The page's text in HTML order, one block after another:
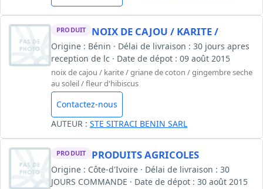
PRODUIT NOIX DE CAJOU / KARITE /
Origine : Bénin · Délai de livraison : 30 jours apres
reception de lc · Date de dépot : 09 août 2015
noix de cajou / karite / griane de coton / gingembre seche
au soleil / fleur d'hibiscus
Contactez-nous
AUTEUR : STE SITRACI BENIN SARL
PRODUIT PRODUITS AGRICOLES
Origine : Côte-d'Ivoire · Délai de livraison : 30
JOURS COMMANDE · Date de dépot : 30 août 2015